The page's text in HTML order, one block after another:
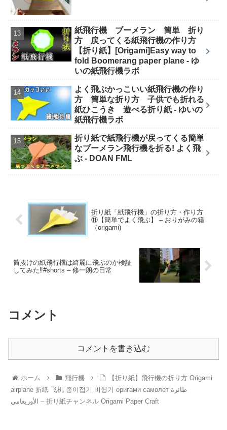
紙飛行機 ブーメラン 簡単 折り
方 戻ってくる紙飛行機の作り方
【折り紙】[Origami]Easy way to
fold Boomerang paper plane - ゆ
いの紙飛行機ラボ
よく飛ぶかっこいい紙飛行機の作り
方 簡単な折り方 子供でも折れる
紙ひこうき 遊べる折り紙 - ゆいの
紙飛行機ラボ
折り紙で紙飛行機が戻ってくる簡単
なブーメラン飛行機を折る! よく飛
ぶ - DOAN FML
折り紙「紙飛行機」の折り方・作り方
⑪【簡単でよく飛ぶ】 – おりがみの箱
（origami)
筒抜けの紙飛行機は綺麗に飛ぶのか検証
してみた‼︎#shorts – 修一朗の日常
コメント
コメントを書き込む
ホーム 飛行機
【折り紙】飛行機の折り方 Origami
airplane 折纸 飞机 종이접기 비행기 оригами самолет طائرة
الأوريغامي – 折り紙チャンネル Origami Paper Craft